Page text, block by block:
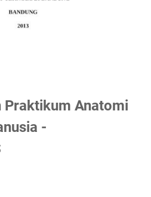
Praktikum Anatomi
-